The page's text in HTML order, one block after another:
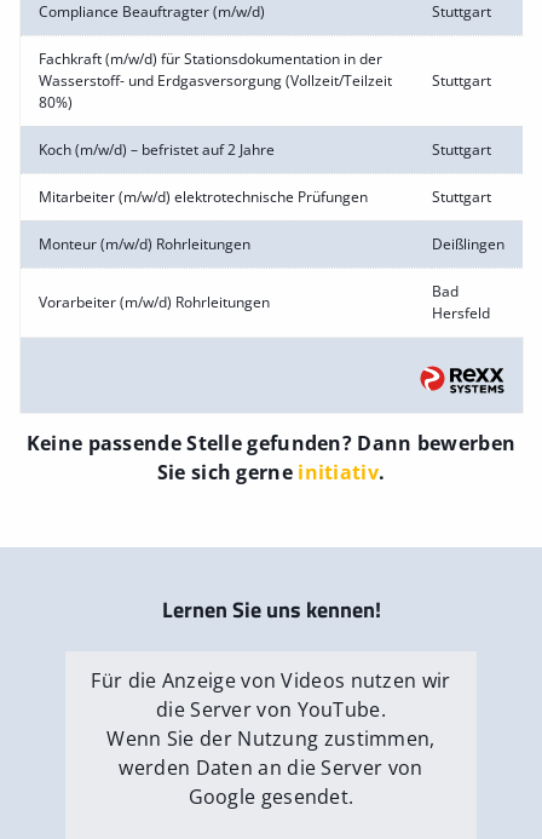
Compliance Beauftragter (m/w/d) Stuttgart
Fachkraft (m/w/d) für Stationsdokumentation in der
Wasserstoff- und Erdgasversorgung (Vollzeit/Teilzeit
80%)
Stuttgart
Koch (m/w/d) – befristet auf 2 Jahre Stuttgart
Mitarbeiter (m/w/d) elektrotechnische Prüfungen Stuttgart
Monteur (m/w/d) Rohrleitungen Deißlingen
Vorarbeiter (m/w/d) Rohrleitungen
Bad
Hersfeld
Keine passende Stelle gefunden? Dann bewerben
Sie sich gerne initiativ.
Lernen Sie uns kennen!
Für die Anzeige von Videos nutzen wir
die Server von YouTube.
Wenn Sie der Nutzung zustimmen,
werden Daten an die Server von
Google gesendet.